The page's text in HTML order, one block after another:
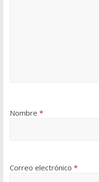
Nombre *
Correo electrónico *